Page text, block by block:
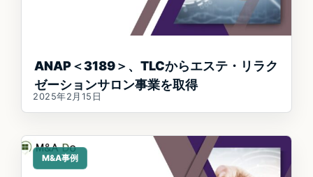
ANAP＜3189＞、TLCからエステ・リラク
ゼーションサロン事業を取得
2025年2月15日
M&A事例